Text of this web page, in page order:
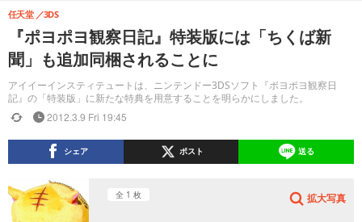
『ポヨポヨ観察日記』特装版には「ちくば新
聞」も追加同梱されることに
アイイーインスティテュートは、ニンテンドー3DSソフト『ポヨポヨ観察日
記』の「特装版」に新たな特典を用意することを明らかにしました。
任天堂 3DS
2012.3.9 Fri 19:45
シェア ポスト 送る
全 1 枚 拡大写真